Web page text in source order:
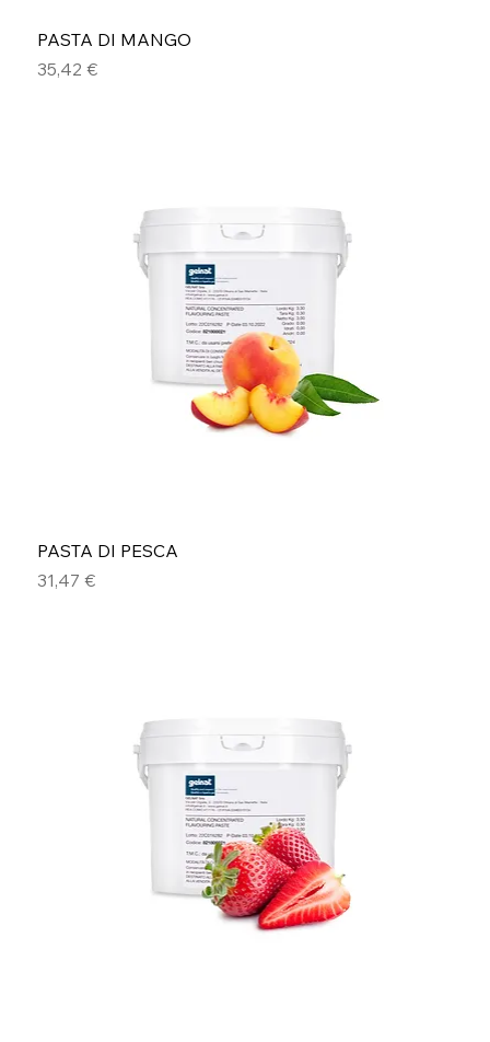
PASTA DI MANGO
Prezzo
35,42 €
PASTA DI PESCA
Prezzo
31,47 €